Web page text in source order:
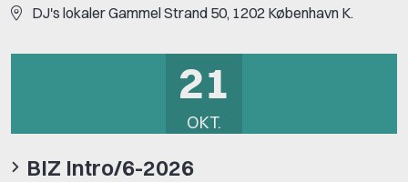
DJ's lokaler Gammel Strand 50, 1202 København K.
21
OKT.
BIZ Intro/6-2026